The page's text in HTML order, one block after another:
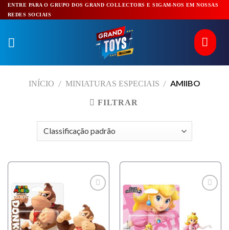
Pular
para
ENTRE PARA O GRUPO DOS GRAND COLLECTORS E SIGAM-NOS EM NOSSAS
REDES SOCIAIS
INÍCIO / MINIATURAS ESPECIAIS / AMIIBO
FILTRAR